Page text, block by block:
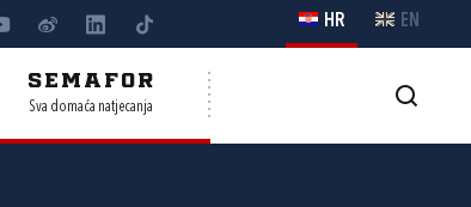
HR EN
SEMAFOR
Sva domaća natjecanja